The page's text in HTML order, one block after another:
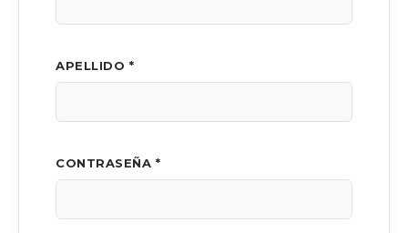
APELLIDO *
CONTRASEÑA *